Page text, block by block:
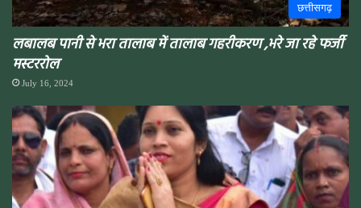
छत्तीसगढ़
लबालब पानी से भरा तालाब में तालाब गहरीकरण ,भरे जा रहे फर्जी
मस्टररोल
July 16, 2024